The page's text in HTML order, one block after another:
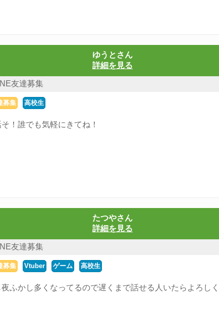
ゆうとさん
詳細を見る
友達募集
募集 高校生
！誰でも気軽にきてね！
たつやさん
詳細を見る
友達募集
募集 Vtuber ゲーム 高校生
ふかし多くなってるので遅くまで話せる人いたらよろしく